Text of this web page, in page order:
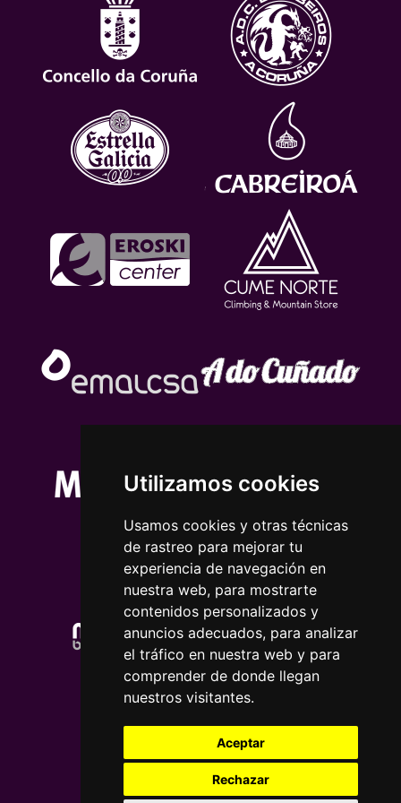
Utilizamos cookies
Usamos cookies y otras técnicas
de rastreo para mejorar tu
experiencia de navegación en
nuestra web, para mostrarte
contenidos personalizados y
anuncios adecuados, para analizar
el tráfico en nuestra web y para
comprender de donde llegan
nuestros visitantes.
Aceptar
Rechazar